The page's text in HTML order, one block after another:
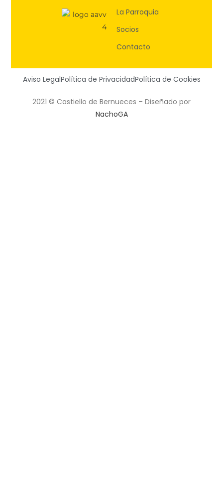
La Parroquia
Socios
Contacto
2021 © Castiello de Bernueces – Diseñado por
NachoGA
Aviso LegalPolítica de PrivacidadPolítica de Cookies